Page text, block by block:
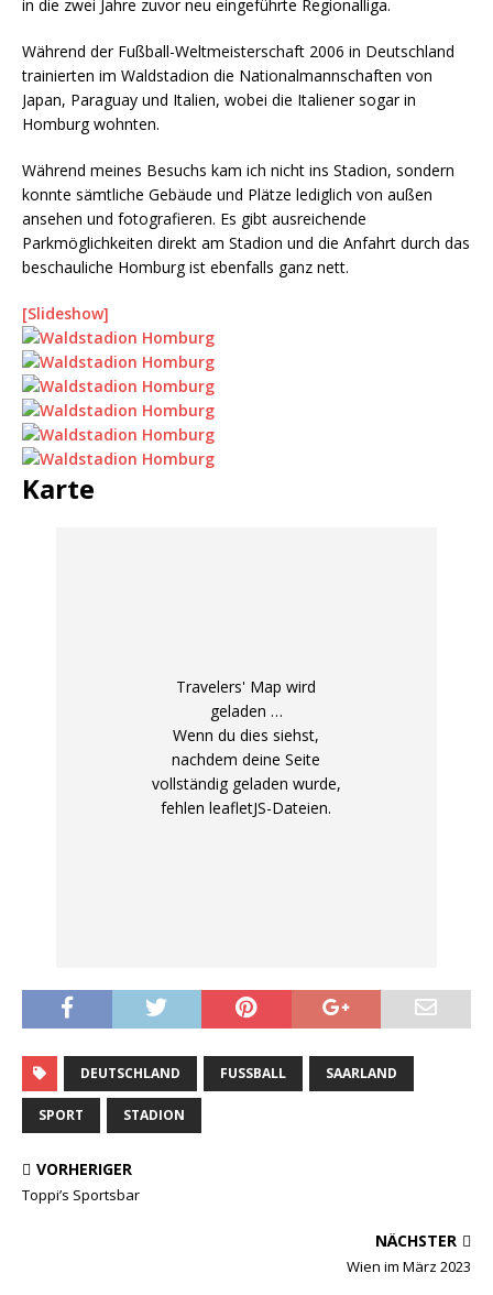
in die zwei Jahre zuvor neu eingeführte Regionalliga.
Während der Fußball-Weltmeisterschaft 2006 in Deutschland
trainierten im Waldstadion die Nationalmannschaften von
Japan, Paraguay und Italien, wobei die Italiener sogar in
Homburg wohnten.
Während meines Besuchs kam ich nicht ins Stadion, sondern
konnte sämtliche Gebäude und Plätze lediglich von außen
ansehen und fotografieren. Es gibt ausreichende
Parkmöglichkeiten direkt am Stadion und die Anfahrt durch das
beschauliche Homburg ist ebenfalls ganz nett.
[Slideshow]
Karte
Travelers' Map wird
geladen …
Wenn du dies siehst,
nachdem deine Seite
vollständig geladen wurde,
fehlen leafletJS-Dateien.
DEUTSCHLAND FUSSBALL SAARLAND
SPORT STADION
VORHERIGER
Toppi’s Sportsbar
NÄCHSTER
Wien im März 2023